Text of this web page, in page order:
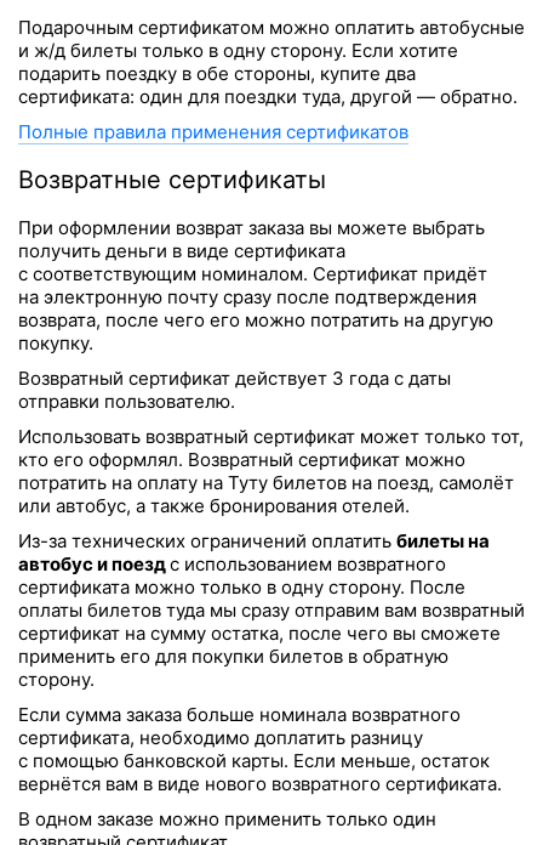
Подарочным сертификатом можно оплатить автобусные
и ж/д билеты только в одну сторону. Если хотите
подарить поездку в обе стороны, купите два
сертификата: один для поездки туда, другой — обратно.
Полные правила применения сертификатов
Возвратные сертификаты
При оформлении возврат заказа вы можете выбрать
получить деньги в виде сертификата
с соответствующим номиналом. Сертификат придёт
на электронную почту сразу после подтверждения
возврата, после чего его можно потратить на другую
покупку.
Возвратный сертификат действует 3 года с даты
отправки пользователю.
Использовать возвратный сертификат может только тот,
кто его оформлял. Возвратный сертификат можно
потратить на оплату на Туту билетов на поезд, самолёт
или автобус, а также бронирования отелей.
Из-за технических ограничений оплатить билеты на
автобус и поездс использованием возвратного
сертификата можно только в одну сторону. После
оплаты билетов туда мы сразу отправим вам возвратный
сертификат на сумму остатка, после чего вы сможете
применить его для покупки билетов в обратную
сторону.
Если сумма заказа больше номинала возвратного
сертификата, необходимо доплатить разницу
с помощью банковской карты. Если меньше, остаток
вернётся вам в виде нового возвратного сертификата.
В одном заказе можно применить только один